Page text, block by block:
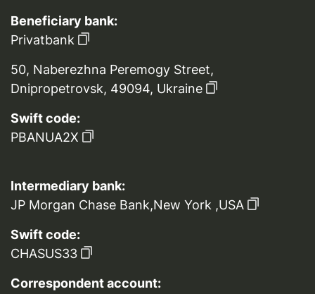
Beneficiary bank:
Privatbank
50, Naberezhna Peremogy Street,
Dnipropetrovsk, 49094, Ukraine
Swift code:
PBANUA2X
Intermediary bank:
JP Morgan Chase Bank,New York ,USA
Swift code:
CHASUS33
Correspondent account: